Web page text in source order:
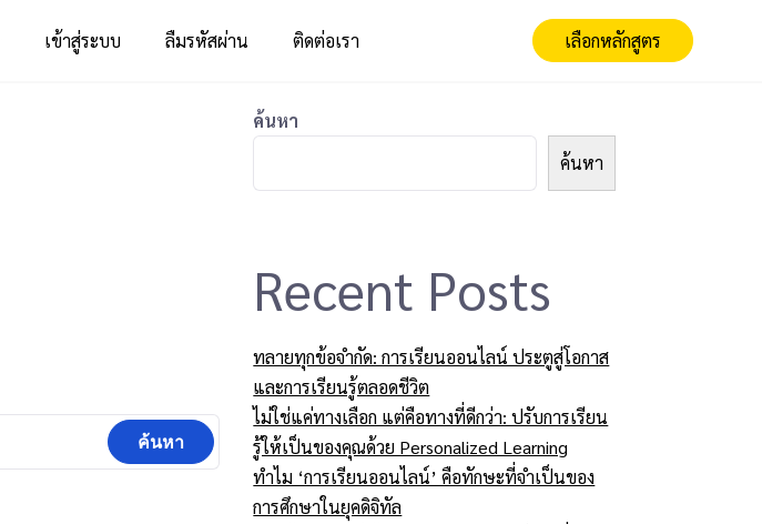
เข้าสู่ระบบ ลืมรหัสผ่าน ติดต่อเรา เลือกหลักสูตร
ค้นหา
ค้นหา
Recent Posts
ทลายทุกข้อจำกัด: การเรียนออนไลน์ ประตูสู่โอกาส
และการเรียนรู้ตลอดชีวิต
ไม่ใช่แค่ทางเลือก แต่คือทางที่ดีกว่า: ปรับการเรียน
รู้ให้เป็นของคุณด้วย Personalized Learning
ทำไม ‘การเรียนออนไลน์’ คือทักษะที่จำเป็นของ
การศึกษาในยุคดิจิทัล